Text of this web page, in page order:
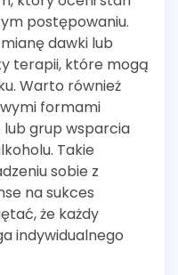
postępowaniu.
dawki lub
terapii, które mogą
Warto również
formami
grup wsparcia
Takie
sobie z
na sukces
że każdy
indywidualnego